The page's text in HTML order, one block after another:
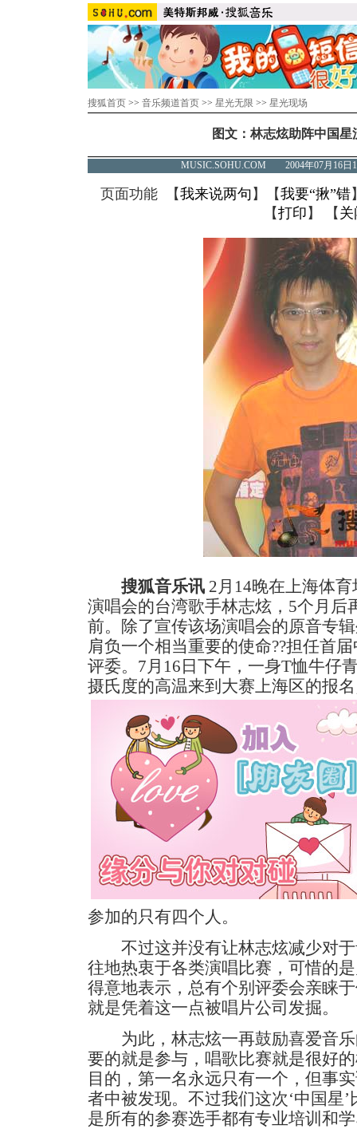
搜狐首页 >> 音乐频道首页 >> 星光无限 >> 星光现场
图文：林志炫助阵中国星
MUSIC.SOHU.COM 2004年07月16
页面功能 【我来说两句 】【我要“揪”错
【打印 】 【 关
搜狐音乐讯 2月14晚在上海体
演唱会的台湾歌手林志炫，5个月后
前。除了宣传该场演唱会的原音专
肩负一个相当重要的使命??担任首
评委。7月16日下午，一身T恤牛仔
摄氏度的高温来到大赛上海区的报
参加的只有四个人。
不过这并没有让林志炫减少对于
往地热衷于各类演唱比赛，可惜的
得意地表示，总有个别评委会亲睐
就是凭着这一点被唱片公司发掘。
为此，林志炫一再鼓励喜爱音乐
要的就是参与，唱歌比赛就是很好
目的，第一名永远只有一个，但事
者中被发现。不过我们这次‘中国星
是所有的参赛选手都有专业培训和